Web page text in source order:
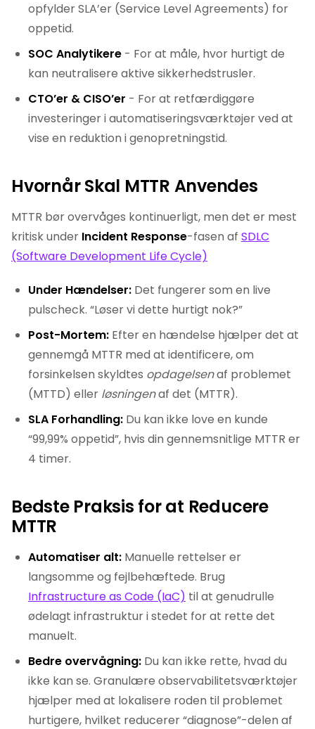
opfylder SLA’er (Service Level Agreements) for
oppetid.
SOC Analytikere - For at måle, hvor hurtigt de
kan neutralisere aktive sikkerhedstrusler.
CTO’er & CISO’er - For at retfærdiggøre
investeringer i automatiseringsværktøjer ved at
vise en reduktion i genopretningstid.
Hvornår Skal MTTR Anvendes
MTTR bør overvåges kontinuerligt, men det er mest
kritisk under Incident Response-fasen af SDLC
(Software Development Life Cycle)
Under Hændelser: Det fungerer som en live
pulscheck. “Løser vi dette hurtigt nok?”
Post-Mortem: Efter en hændelse hjælper det at
gennemgå MTTR med at identificere, om
forsinkelsen skyldtes opdagelsenaf problemet
(MTTD) eller løsningenaf det (MTTR).
SLA Forhandling: Du kan ikke love en kunde
“99,99% oppetid”, hvis din gennemsnitlige MTTR er
4 timer.
Bedste Praksis for at Reducere
MTTR
Automatiser alt: Manuelle rettelser er
langsomme og fejlbehæftede. Brug
Infrastructure as Code (IaC) til at genudrulle
ødelagt infrastruktur i stedet for at rette det
manuelt.
Bedre overvågning: Du kan ikke rette, hvad du
ikke kan se. Granulære observabilitetsværktøjer
hjælper med at lokalisere roden til problemet
hurtigere, hvilket reducerer “diagnose”-delen af